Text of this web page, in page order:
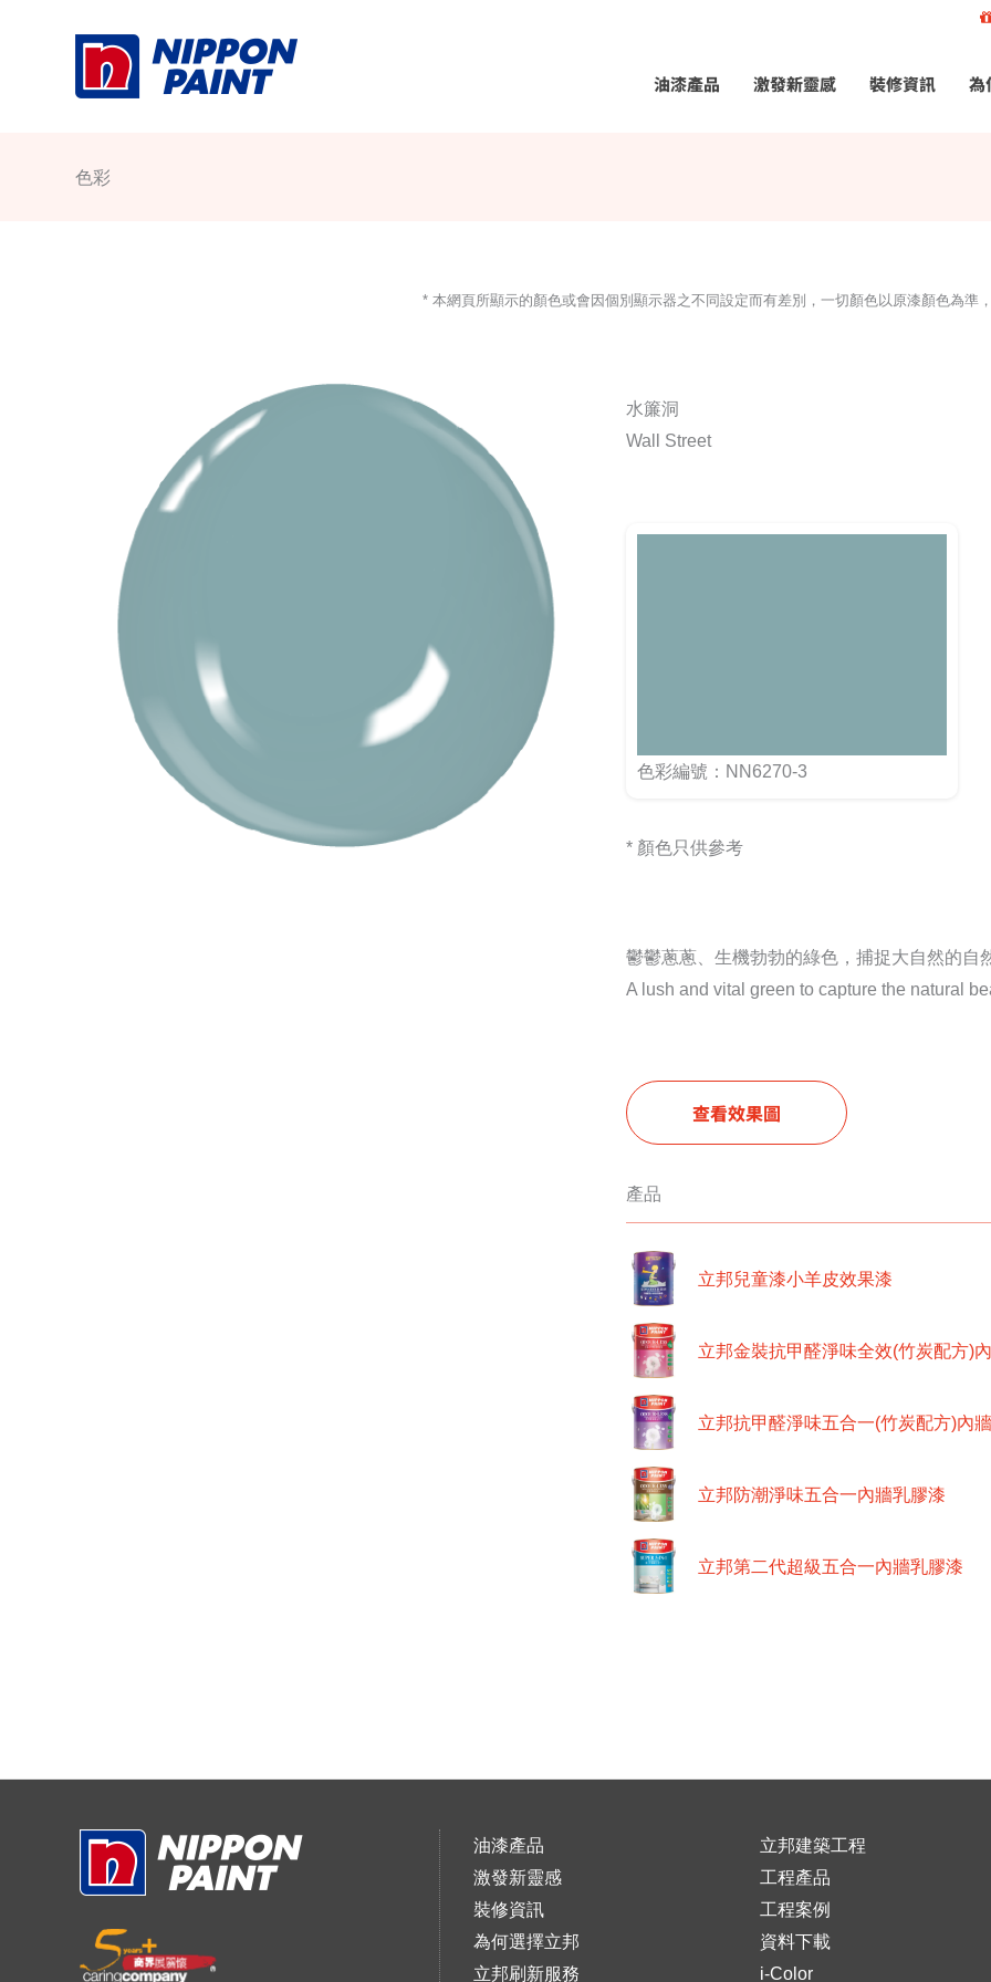
油漆產品 激發新靈感 裝修資訊 為
色彩
* 本網頁所顯示的顏色或會因個別顯示器之不同設定而有差別，一切顏色以原漆顏色為準，
水簾洞
Wall Street
色彩編號：NN6270-3
* 顏色只供參考
鬱鬱蔥蔥、生機勃勃的綠色，捕捉大自然的自
A lush and vital green to capture the natural
查看效果圖
產品
立邦兒童漆小羊皮效果漆
立邦金裝抗甲醛淨味全效(竹炭配方)
立邦抗甲醛淨味五合一(竹炭配方)內
立邦防潮淨味五合一內牆乳膠漆
立邦第二代超級五合一內牆乳膠漆
油漆產品
激發新靈感
裝修資訊
為何選擇立邦
立邦刷新服務
立邦建築工程
工程產品
工程案例
資料下載
i-Color